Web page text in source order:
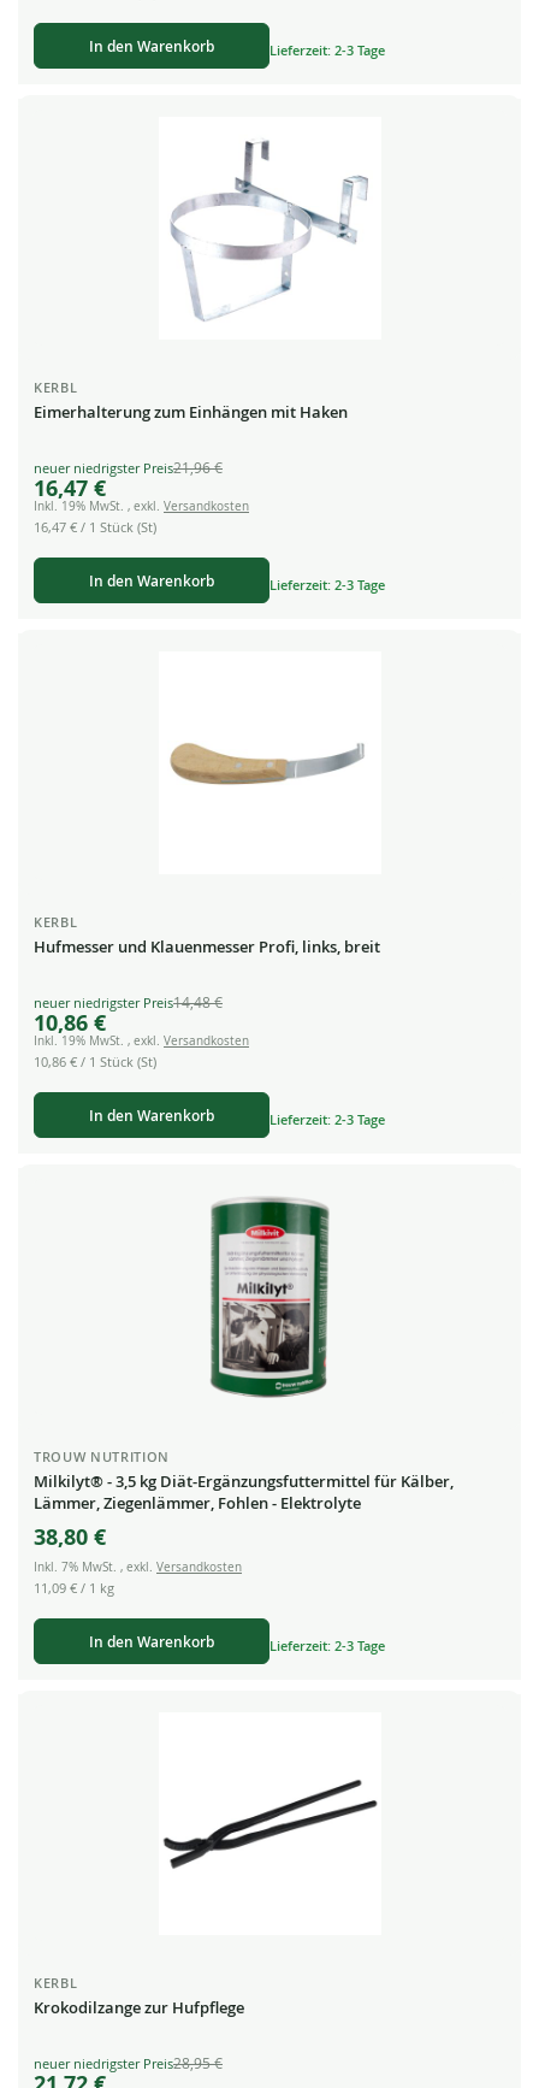
In den Warenkorb Lieferzeit: 2-3 Tage
KERBL
Eimerhalterung zum Einhängen mit Haken
Special
Price
16,47 €
21,96 €
Inkl. 19% MwSt. , exkl. Versandkosten
16,47 € / 1 Stück (St)
In den Warenkorb Lieferzeit: 2-3 Tage
KERBL
Hufmesser und Klauenmesser Profi, links, breit
Special
Price
10,86 €
14,48 €
Inkl. 19% MwSt. , exkl. Versandkosten
10,86 € / 1 Stück (St)
In den Warenkorb Lieferzeit: 2-3 Tage
TROUW NUTRITION
Milkilyt® - 3,5 kg Diät-Ergänzungsfuttermittel für Kälber,
Lämmer, Ziegenlämmer, Fohlen - Elektrolyte
38,80 €
Inkl. 7% MwSt. , exkl. Versandkosten
11,09 € / 1 kg
In den Warenkorb Lieferzeit: 2-3 Tage
KERBL
Krokodilzange zur Hufpflege
Special
Price
28,95 €